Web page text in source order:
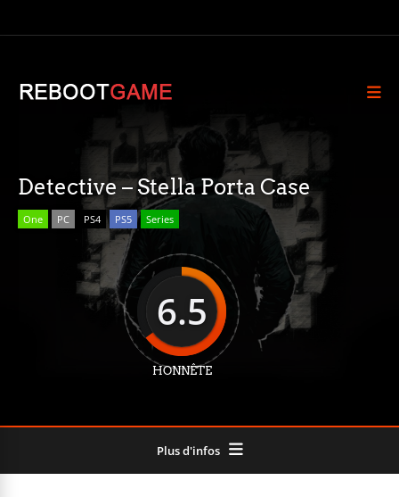
Detective – Stella Porta Case
One PC PS4 PS5 Series
6.5
HONNÊTE
Plus d'infos